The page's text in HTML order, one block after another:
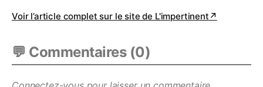
Voir l’article complet sur le site de L'impertinent ↗
💬 Commentaires (0)